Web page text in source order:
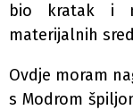
bio kratak i
materijalnih
Ovdje moram
s Modrom